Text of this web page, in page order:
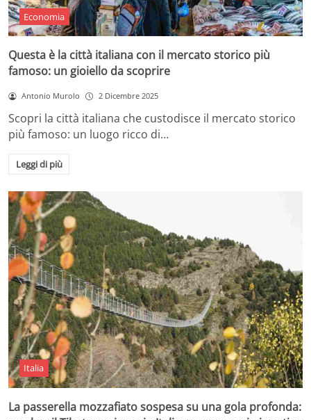
Economia
Questa è la città italiana con il mercato storico più
famoso: un gioiello da scoprire
Antonio Murolo 2 Dicembre 2025
Scopri la città italiana che custodisce il mercato storico
più famoso: un luogo ricco di…
Leggi di più
Italia
La passerella mozzafiato sospesa su una gola profonda: